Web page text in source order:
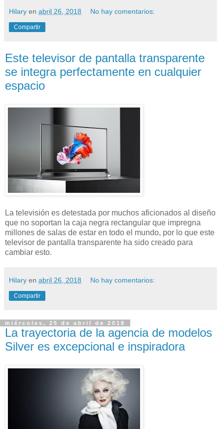
Hilary en abril 26, 2018 No hay comentarios:
Compartir
Este televisor de pantalla transparente
se integra perfectamente en cualquier
espacio
La televisión es detestada por muchos aficionados al diseño
que no soportan la caja negra rectangular que impregna
millones de salas de estar en todo el mundo, por lo que este
televisor de pantalla transparente ha sido creado para
cambiar esto.
Hilary en abril 26, 2018 No hay comentarios:
Compartir
miércoles, 25 de abril de 2018
La trayectoria de la agencia de modelos
Silver es excepcional e inspiradora